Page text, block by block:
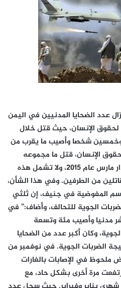
عدد الضحايا المدنيين في اليمن
لحقوق الإنسان، حيث قتل خلال
وخمسين شخصا وأصيب ما يقرب من
الإنسان، قتل ما مجموعه
3081 مدنيا وأصيب 5733 منذ آذار مارس عام 2015، ولا تشمل هذه
من الطرفين. وفي هذا الشأن،
المفوضية في جنيف، إن ثلثي
الجوية للتحالف، وأضاف:” في
مدنيا وأصيب مئة وتسعة
وكان أكبر عدد من الضحايا
الضربات الجوية. في نوفمبر من
ملحوظ في الإصابات بالغارات
مرة أخرى بشكل حاد، مع